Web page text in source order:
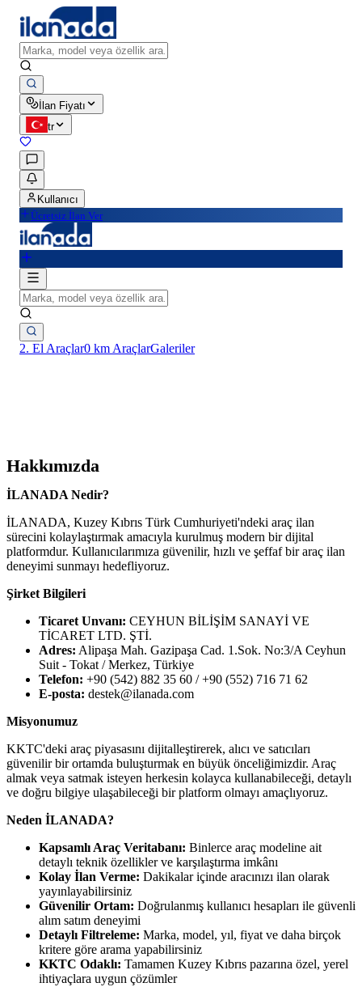
İlan Fiyatı
tr
Kullanıcı
Ücretsiz İlan Ver
2. El Araçlar0 km AraçlarGaleriler
Hakkımızda
İLANADA Nedir?
İLANADA, Kuzey Kıbrıs Türk Cumhuriyeti'ndeki araç ilan
sürecini kolaylaştırmak amacıyla kurulmuş modern bir dijital
platformdur. Kullanıcılarımıza güvenilir, hızlı ve şeffaf bir araç ilan
deneyimi sunmayı hedefliyoruz.
Şirket Bilgileri
Ticaret Unvanı: CEYHUN BİLİŞİM SANAYİ VE
TİCARET LTD. ŞTİ.
Adres: Alipaşa Mah. Gazipaşa Cad. 1.Sok. No:3/A Ceyhun
Suit - Tokat / Merkez, Türkiye
Telefon: +90 (542) 882 35 60 / +90 (552) 716 71 62
E-posta: destek@ilanada.com
Misyonumuz
KKTC'deki araç piyasasını dijitalleştirerek, alıcı ve satıcıları
güvenilir bir ortamda buluşturmak en büyük önceliğimizdir. Araç
almak veya satmak isteyen herkesin kolayca kullanabileceği, detaylı
ve doğru bilgiye ulaşabileceği bir platform olmayı amaçlıyoruz.
Neden İLANADA?
Kapsamlı Araç Veritabanı: Binlerce araç modeline ait
detaylı teknik özellikler ve karşılaştırma imkânı
Kolay İlan Verme: Dakikalar içinde aracınızı ilan olarak
yayınlayabilirsiniz
Güvenilir Ortam: Doğrulanmış kullanıcı hesapları ile güvenli
alım satım deneyimi
Detaylı Filtreleme: Marka, model, yıl, fiyat ve daha birçok
kritere göre arama yapabilirsiniz
KKTC Odaklı: Tamamen Kuzey Kıbrıs pazarına özel, yerel
ihtiyaçlara uygun çözümler